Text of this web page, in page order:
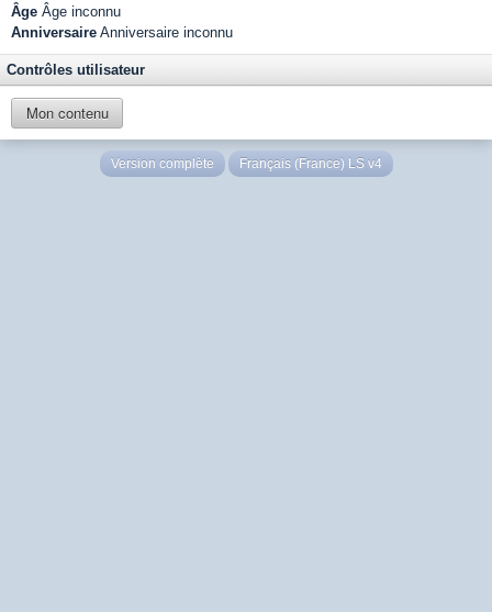
Âge Âge inconnu
Anniversaire Anniversaire inconnu
Contrôles utilisateur
Mon contenu
Version complète Français (France) LS v4